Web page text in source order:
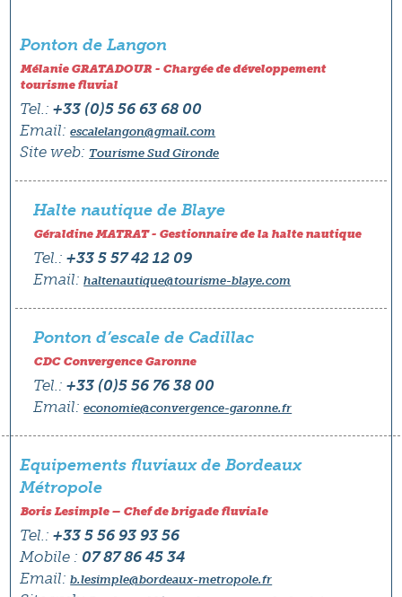
Ponton de Langon
Mélanie GRATADOUR - Chargée de développement
tourisme fluvial
Tel.: +33 (0)5 56 63 68 00
Email: escalelangon@gmail.com
Site web: Tourisme Sud Gironde
Halte nautique de Blaye
Géraldine MATRAT - Gestionnaire de la halte nautique
Tel.: +33 5 57 42 12 09
Email: haltenautique@tourisme-blaye.com
Ponton d’escale de Cadillac
CDC Convergence Garonne
Tel.: +33 (0)5 56 76 38 00
Email: economie@convergence-garonne.fr
Equipements fluviaux de Bordeaux
Métropole
Boris Lesimple – Chef de brigade fluviale
Tel.: +33 5 56 93 93 56
Mobile : 07 87 86 45 34
Email: b.lesimple@bordeaux-metropole.fr